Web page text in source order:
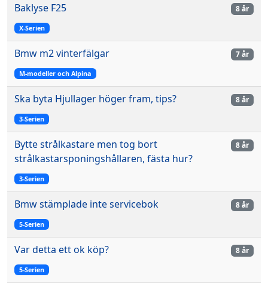
Baklyse F25
X-Serien
8 år
Bmw m2 vinterfälgar
M-modeller och Alpina
7 år
Ska byta Hjullager höger fram, tips?
3-Serien
8 år
Bytte strålkastare men tog bort
strålkastarsponingshållaren, fästa hur?
3-Serien
8 år
Bmw stämplade inte servicebok
5-Serien
8 år
Var detta ett ok köp?
5-Serien
8 år